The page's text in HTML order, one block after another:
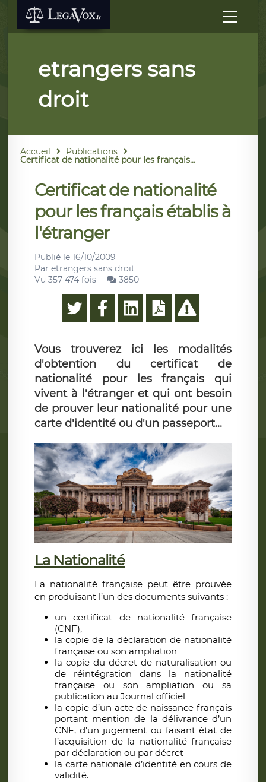
etrangers sans
droit
Accueil Publications
Certificat de nationalité pour les français...
Certificat de nationalité
pour les français établis à
l'étranger
Publié le 16/10/2009
Par etrangers sans droit
Vu 357 474 fois
3850
Vous trouverez ici les modalités
d'obtention du certificat de
nationalité pour les français qui
vivent à l'étranger et qui ont besoin
de prouver leur nationalité pour une
carte d'identité ou d'un passeport...
La Nationalité
La nationalité française peut être prouvée
en produisant l’un des documents suivants :
un certificat de nationalité française
(CNF),
la copie de la déclaration de nationalité
française ou son ampliation
la copie du décret de naturalisation ou
de réintégration dans la nationalité
française ou son ampliation ou sa
publication au Journal officiel
la copie d’un acte de naissance français
portant mention de la délivrance d’un
CNF, d’un jugement ou faisant état de
l’acquisition de la nationalité française
par déclaration ou par décret
la carte nationale d’identité en cours de
validité.